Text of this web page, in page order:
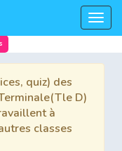
quiz) des
D)
à
classes